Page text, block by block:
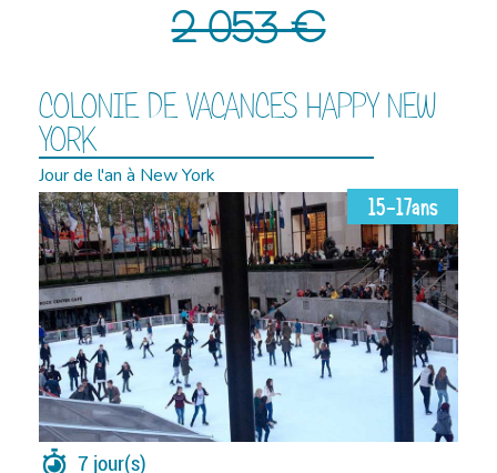
2 053 €
COLONIE DE VACANCES HAPPY NEW
YORK
Jour de l'an à New York
15-17ans
7 jour(s)